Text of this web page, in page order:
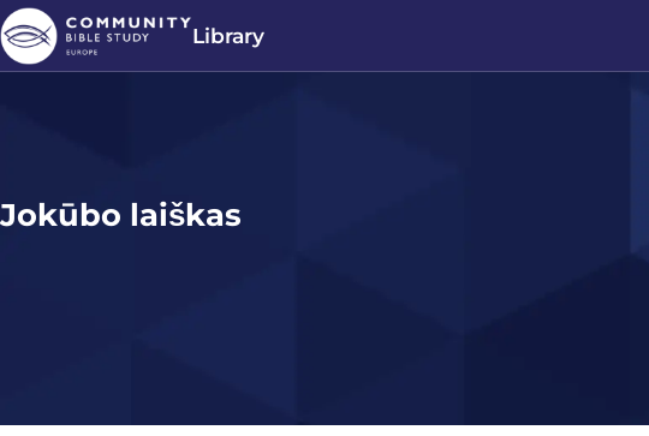
Library
Jokūbo laiškas